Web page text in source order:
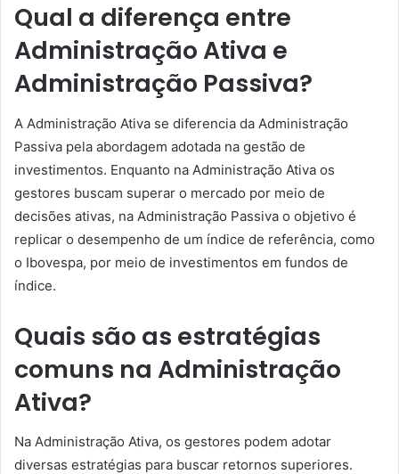
Qual a diferença entre
Administração Ativa e
Administração Passiva?
A Administração Ativa se diferencia da Administração
Passiva pela abordagem adotada na gestão de
investimentos. Enquanto na Administração Ativa os
gestores buscam superar o mercado por meio de
decisões ativas, na Administração Passiva o objetivo é
replicar o desempenho de um índice de referência, como
o Ibovespa, por meio de investimentos em fundos de
índice.
Quais são as estratégias
comuns na Administração
Ativa?
Na Administração Ativa, os gestores podem adotar
diversas estratégias para buscar retornos superiores.